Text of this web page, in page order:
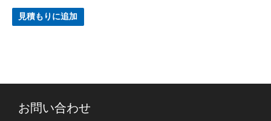
見積もりに追加
お問い合わせ